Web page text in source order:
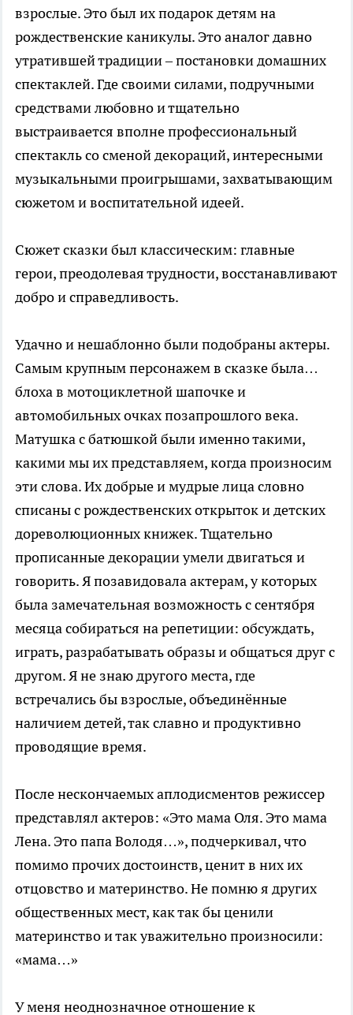
взрослые. Это был их подарок детям на
рождественские каникулы. Это аналог давно
утратившей традиции – постановки домашних
спектаклей. Где своими силами, подручными
средствами любовно и тщательно
выстраивается вполне профессиональный
спектакль со сменой декораций, интересными
музыкальными проигрышами, захватывающим
сюжетом и воспитательной идеей.
Сюжет сказки был классическим: главные
герои, преодолевая трудности, восстанавливают
добро и справедливость.
Удачно и нешаблонно были подобраны актеры.
Самым крупным персонажем в сказке была…
блоха в мотоциклетной шапочке и
автомобильных очках позапрошлого века.
Матушка с батюшкой были именно такими,
какими мы их представляем, когда произносим
эти слова. Их добрые и мудрые лица словно
списаны с рождественских открыток и детских
дореволюционных книжек. Тщательно
прописанные декорации умели двигаться и
говорить. Я позавидовала актерам, у которых
была замечательная возможность с сентября
месяца собираться на репетиции: обсуждать,
играть, разрабатывать образы и общаться друг с
другом. Я не знаю другого места, где
встречались бы взрослые, объединённые
наличием детей, так славно и продуктивно
проводящие время.
После нескончаемых аплодисментов режиссер
представлял актеров: «Это мама Оля. Это мама
Лена. Это папа Володя…», подчеркивал, что
помимо прочих достоинств, ценит в них их
отцовство и материнство. Не помню я других
общественных мест, как так бы ценили
материнство и так уважительно произносили:
«мама…»
У меня неоднозначное отношение к